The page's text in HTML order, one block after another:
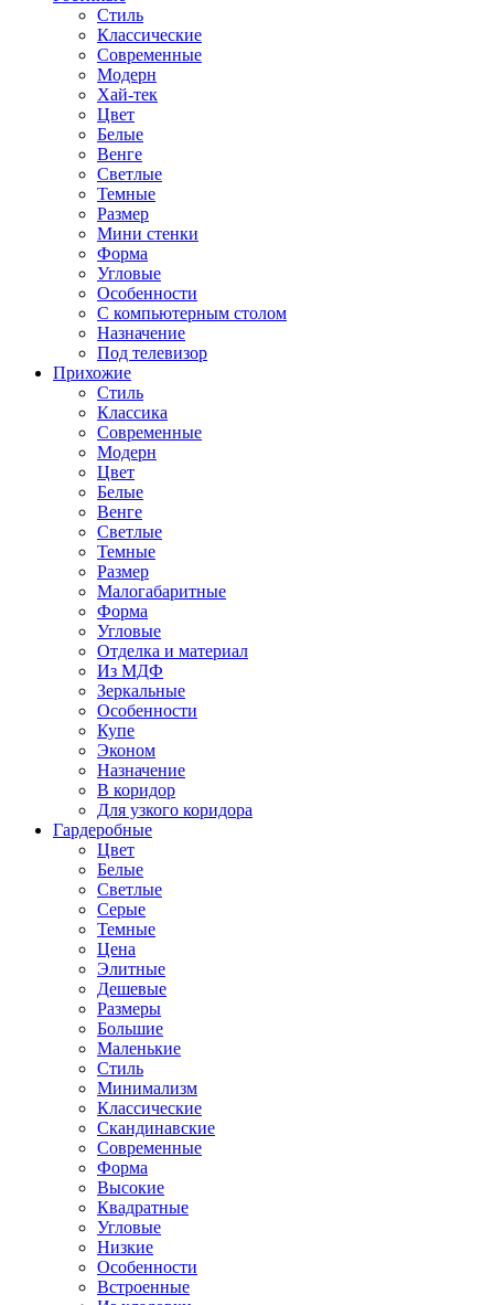
Стиль
Классические
Современные
Модерн
Хай-тек
Цвет
Белые
Венге
Светлые
Темные
Размер
Мини стенки
Форма
Угловые
Особенности
С компьютерным столом
Назначение
Под телевизор
Прихожие
Стиль
Классика
Современные
Модерн
Цвет
Белые
Венге
Светлые
Темные
Размер
Малогабаритные
Форма
Угловые
Отделка и материал
Из МДФ
Зеркальные
Особенности
Купе
Эконом
Назначение
В коридор
Для узкого коридора
Гардеробные
Цвет
Белые
Светлые
Серые
Темные
Цена
Элитные
Дешевые
Размеры
Большие
Маленькие
Стиль
Минимализм
Классические
Скандинавские
Современные
Форма
Высокие
Квадратные
Угловые
Низкие
Особенности
Встроенные